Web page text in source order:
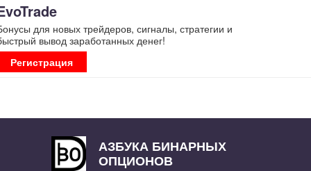
для новых трейдеров, сигналы, стратегии и
вывод заработанных денег!
Регистрация
АЗБУКА БИНАРНЫХ
ОПЦИОНОВ